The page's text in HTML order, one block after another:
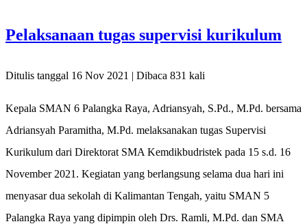
Pelaksanaan tugas supervisi kurikulum
Ditulis tanggal 16 Nov 2021 | Dibaca 831 kali
Kepala SMAN 6 Palangka Raya, Adriansyah, S.Pd., M.Pd. bersama
Adriansyah Paramitha, M.Pd. melaksanakan tugas Supervisi
Kurikulum dari Direktorat SMA Kemdikbudristek pada 15 s.d. 16
November 2021. Kegiatan yang berlangsung selama dua hari ini
menyasar dua sekolah di Kalimantan Tengah, yaitu SMAN 5
Palangka Raya yang dipimpin oleh Drs. Ramli, M.Pd. dan SMA